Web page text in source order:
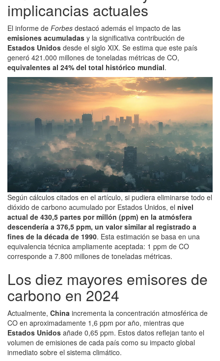
implicancias actuales
El informe de Forbes destacó además el impacto de las
emisiones acumuladas y la significativa contribución de
Estados Unidos desde el siglo XIX. Se estima que este país
generó 421.000 millones de toneladas métricas de CO,
equivalentes al 24% del total histórico mundial.
Según cálculos citados en el artículo, si pudiera eliminarse todo el
dióxido de carbono acumulado por Estados Unidos, el nivel
actual de 430,5 partes por millón (ppm) en la atmósfera
descendería a 376,5 ppm, un valor similar al registrado a
fines de la década de 1990. Esta estimación se basa en una
equivalencia técnica ampliamente aceptada: 1 ppm de CO
corresponde a 7.800 millones de toneladas métricas.
Los diez mayores emisores de
carbono en 2024
Actualmente, China incrementa la concentración atmosférica de
CO en aproximadamente 1,6 ppm por año, mientras que
Estados Unidos añade 0,65 ppm. Estos datos reflejan tanto el
volumen de emisiones de cada país como su impacto global
inmediato sobre el sistema climático.